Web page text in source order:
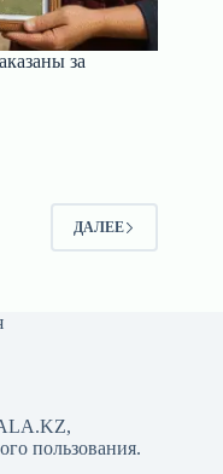
за
ДАЛЕЕ
пользования.